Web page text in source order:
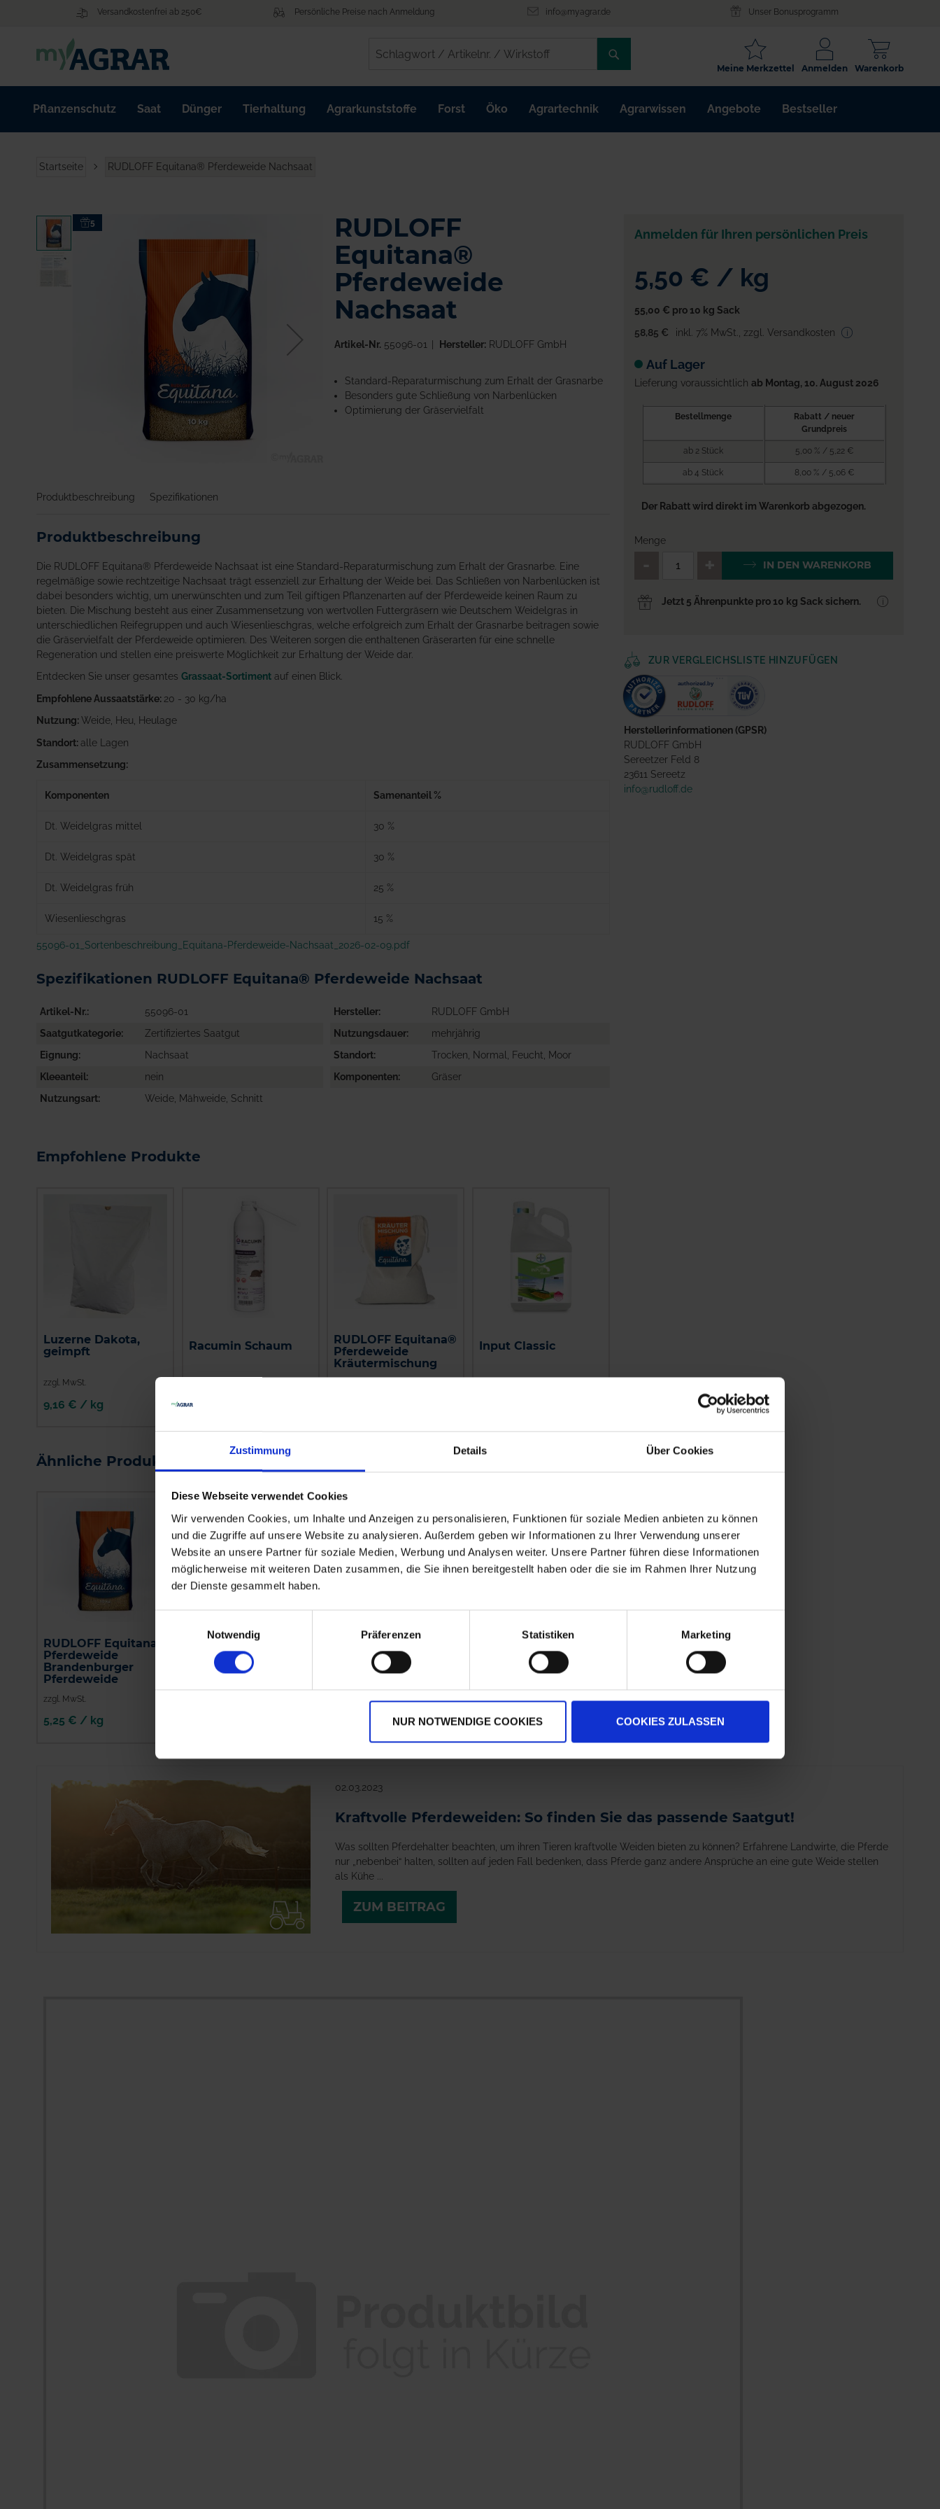
Zustimmung Details Über Cookies
Diese Webseite verwendet Cookies
Wir verwenden Cookies, um Inhalte und Anzeigen zu personalisieren, Funktionen für soziale Medien anbieten zu können
und die Zugriffe auf unsere Website zu analysieren. Außerdem geben wir Informationen zu Ihrer Verwendung unserer
Website an unsere Partner für soziale Medien, Werbung und Analysen weiter. Unsere Partner führen diese Informationen
möglicherweise mit weiteren Daten zusammen, die Sie ihnen bereitgestellt haben oder die sie im Rahmen Ihrer Nutzung
der Dienste gesammelt haben.
Notwendig
Präferenzen Statistiken Marketing
NUR NOTWENDIGE COOKIES COOKIES ZULASSEN
Versandkostenfrei ab 250€ Persönliche Preise nach Anmeldung info@myagrar.de Unser Bonusprogramm
/
ARTIKELNR.
/
Warenkorb
Anmelden
Meine Merkzettel
Pflanzenschutz Saat Dünger Tierhaltung Agrarkunststoffe Forst Öko Agrartechnik Agrarwissen Angebote Bestseller
Startseite RUDLOFF Equitana® Pferdeweide Nachsaat
Zum
Ende
der
5
der
springen
RUDLOFF
Equitana®
Pferdeweide
Nachsaat
Artikel-Nr. 55096-01 Hersteller:RUDLOFF GmbH
Standard-Reparaturmischung zum Erhalt der Grasnarbe
Besonders gute Schließung von Narbenlücken
Optimierung der Gräservielfalt
Produktbeschreibung Spezifikationen
Produktbeschreibung
Die RUDLOFF Equitana® Pferdeweide Nachsaat ist eine Standard-Reparaturmischung zum Erhalt der Grasnarbe. Eine
regelmäßige sowie rechtzeitige Nachsaat trägt essenziell zur Erhaltung der Weide bei. Das Schließen von Narbenlücken ist
dabei besonders wichtig, um unerwünschten und zum Teil giftigen Pflanzenarten auf der Pferdeweide keinen Raum zu
bieten. Die Mischung besteht aus einer Zusammensetzung von wertvollen Futtergräsern wie Deutschem Weidelgras in
unterschiedlichen Reifegruppen und auch Wiesenlieschgras, welche erfolgreich zum Erhalt der Grasnarbe beitragen sowie
die Gräservielfalt der Pferdeweide optimieren. Des Weiteren sorgen die enthaltenen Gräserarten für eine schnelle
Regeneration und stellen eine preiswerte Möglichkeit zur Erhaltung der Weide dar.
Entdecken Sie unser gesamtes Grassaat-Sortiment auf einen Blick.
Empfohlene Aussaatstärke: 20 - 30 kg/ha
Nutzung:Weide, Heu, Heulage
Standort:alle Lagen
Zusammensetzung:
Komponenten Samenanteil %
Dt. Weidelgras mittel 30 %
Dt. Weidelgras spät 30 %
Dt. Weidelgras früh 25 %
Wiesenlieschgras 15 %
55096-01_Sortenbeschreibung_Equitana-Pferdeweide-Nachsaat_2026-02-09.pdf
Spezifikationen RUDLOFF Equitana® Pferdeweide Nachsaat
Artikel-Nr. 55096-01 Hersteller
RUDLOFF GmbH
Saatgutkategorie
Zertifiziertes Saatgut Nutzungsdauer
mehrjährig
Eignung
Nachsaat Standort
Trocken, Normal, Feucht, Moor
Kleeanteil
nein Komponenten
Gräser
Nutzungsart
Weide, Mähweide, Schnitt
Empfohlene Produkte
Luzerne Dakota,
geimpft
zzgl. MwSt.
9,16 € / kg
Racumin Schaum
64,86 € / kg
RUDLOFF Equitana®
Pferdeweide
Kräutermischung
IN DEN
Input Classic
Ähnliche Produkte
RUDLOFF Equitana®
Pferdeweide
Brandenburger
Pferdeweide
zzgl. MwSt.
5,25 € / kg
RUDLOFF Equitana®
Pferdeweide
Fruktan Light
WARENKORB
RUDLOFF Equitana®
Pferdeweide
Universal
zzgl. MwSt.
5,50 € / kg
IN DEN
WARENKORB
RUDLOFF Equitana®
Pferdeweide
Kräutermischung
zzgl. MwSt.
45,00 € / kg
IN DEN
WARENKORB
Anmelden für Ihren persönlichen Preis
5,50 € / kg
55,00 € pro 10 kg Sack
58,85 €
inkl. 7% MwSt. zzgl. Versandkosten
Auf Lager
Lieferung voraussichtlich ab Montag, 10. August 2026
Bestellmenge
Rabatt / neuer
Grundpreis
ab 2 Stück 5,00 % / 5,22 €
ab 4 Stück 8,00 % / 5,06 €
Der Rabatt wird direkt im Warenkorb abgezogen.
Menge
QTY_CONTROL_DECREASE
IN DEN WARENKORB
Jetzt 5 Ährenpunkte pro 10 kg Sack sichern.
ZUR VERGLEICHSLISTE HINZUFÜGEN
Herstellerinformationen (GPSR)
RUDLOFF GmbH
Sereetzer Feld 8
23611 Sereetz
info@rudloff.de
02.03.2023
Kraftvolle Pferdeweiden: So finden Sie das passende Saatgut!
Was sollten Pferdehalter beachten, um ihren Tieren kraftvolle Weiden bieten zu können? Erfahrene Landwirte, die Pferde
nur „nebenbei“ halten, sollten auf jeden Fall bedenken, dass Pferde ganz andere Ansprüche an eine gute Weide stellen
als Kühe ...
ZUM BEITRAG